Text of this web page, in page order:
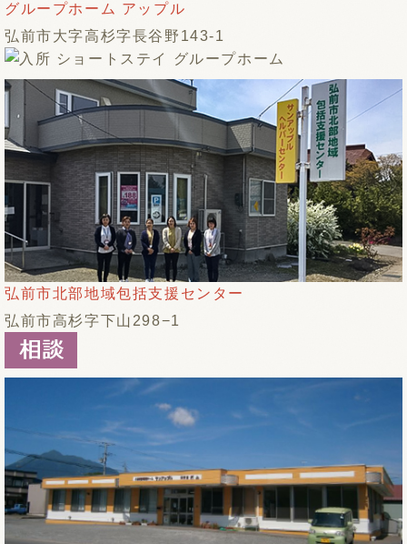
グループホーム アップル
弘前市大字高杉字長谷野143-1
弘前市北部地域包括支援センター
弘前市高杉字下山298−1